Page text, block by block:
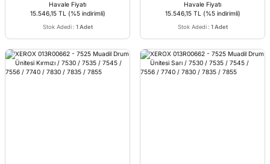
Havale Fiyatı
15.546,15 TL
(%5 indirimli)
Stok Adedi : 1 Adet
Havale Fiyatı
15.546,15 TL
(%5 indirimli)
Stok Adedi : 1 Adet